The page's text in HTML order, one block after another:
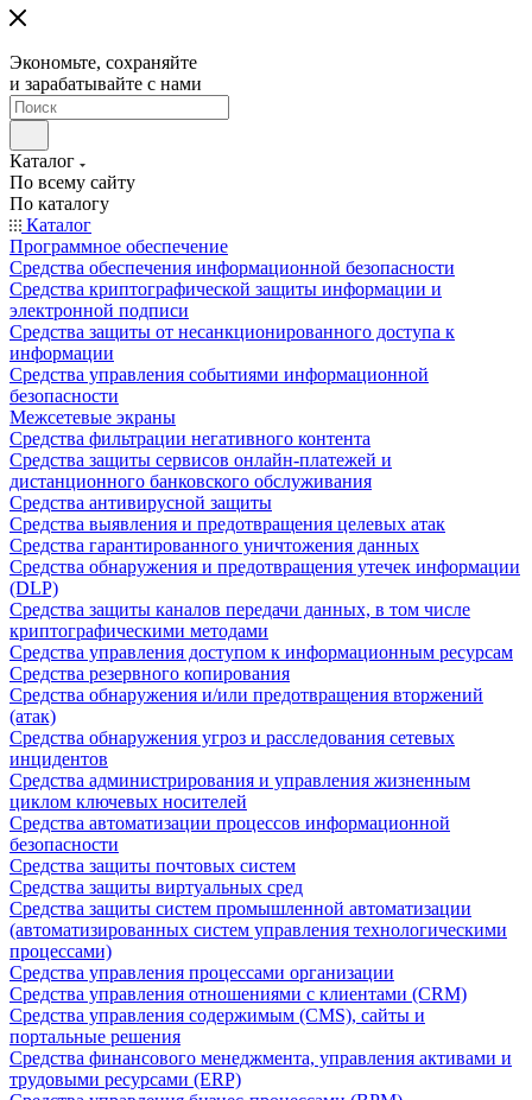
Экономьте, сохраняйте
и зарабатывайте с нами
Каталог
По всему сайту
По каталогу
Каталог
Программное обеспечение
Средства обеспечения информационной безопасности
Средства криптографической защиты информации и
электронной подписи
Средства защиты от несанкционированного доступа к
информации
Средства управления событиями информационной
безопасности
Межсетевые экраны
Средства фильтрации негативного контента
Средства защиты сервисов онлайн-платежей и
дистанционного банковского обслуживания
Средства антивирусной защиты
Средства выявления и предотвращения целевых атак
Средства гарантированного уничтожения данных
Средства обнаружения и предотвращения утечек информации
(DLP)
Средства защиты каналов передачи данных, в том числе
криптографическими методами
Средства управления доступом к информационным ресурсам
Средства резервного копирования
Средства обнаружения и/или предотвращения вторжений
(атак)
Средства обнаружения угроз и расследования сетевых
инцидентов
Средства администрирования и управления жизненным
циклом ключевых носителей
Средства автоматизации процессов информационной
безопасности
Средства защиты почтовых систем
Средства защиты виртуальных сред
Средства защиты систем промышленной автоматизации
(автоматизированных систем управления технологическими
процессами)
Средства управления процессами организации
Средства управления отношениями с клиентами (CRM)
Средства управления содержимым (CMS), сайты и
портальные решения
Средства финансового менеджмента, управления активами и
трудовыми ресурсами (ERP)